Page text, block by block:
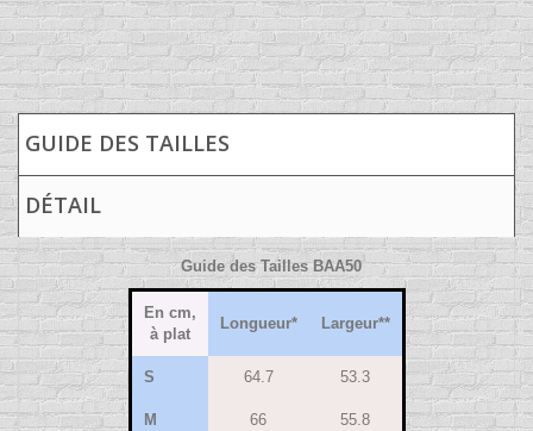
GUIDE DES TAILLES
DÉTAIL
Guide des Tailles BAA50
En cm,
à plat
Longueur* Largeur**
S 64.7 53.3
M 66 55.8